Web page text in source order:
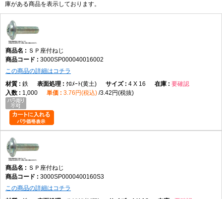
庫がある商品を表示しております。
ＳＰ座付ねじ
3000SP000040016002
この商品の詳細はコチラ
鉄
ｸﾛﾒｰﾄ(黄土) 4 X 16
要確認
1,000
3.76円(税込) 3.42円(税抜)
ＳＰ座付ねじ
3000SP0000400160S3
この商品の詳細はコチラ